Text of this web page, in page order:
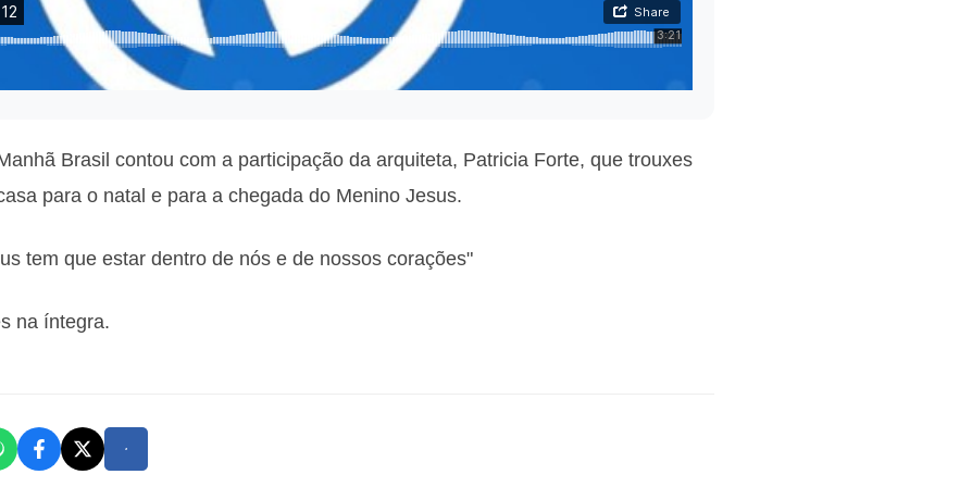
Brasil contou com a participação da arquiteta, Patricia Forte, que trouxes
para o natal e para a chegada do Menino Jesus.
tem que estar dentro de nós e de nossos corações"
na íntegra.